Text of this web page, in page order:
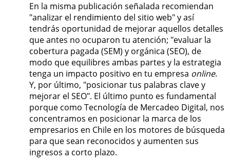
En la misma publicación señalada recomiendan
"analizar el rendimiento del sitio web" y así
tendrás oportunidad de mejorar aquellos detalles
que antes no ocuparon tu atención; "evaluar la
cobertura pagada (SEM) y orgánica (SEO), de
modo que equilibres ambas partes y la estrategia
tenga un impacto positivo en tu empresa online.
Y, por último, "posicionar tus palabras clave y
mejorar el SEO". El último punto es fundamental
porque como Tecnología de Mercadeo Digital, nos
concentramos en posicionar la marca de los
empresarios en Chile en los motores de búsqueda
para que sean reconocidos y aumenten sus
ingresos a corto plazo.